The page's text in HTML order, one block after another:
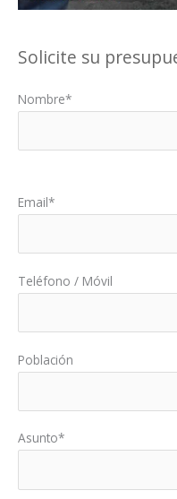
Solicite su
Nombre*
Email*
Teléfono / Móvil
Población
Asunto*